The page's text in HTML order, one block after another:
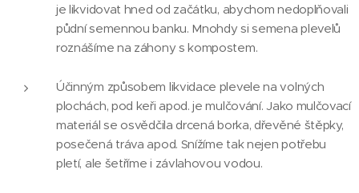
je likvidovat hned od začátku, abychom nedoplňovali
půdní semennou banku. Mnohdy si semena plevelů
roznášíme na záhony s kompostem.
Účinným způsobem likvidace plevele na volných
plochách, pod keři apod. je mulčování. Jako mulčovací
materiál se osvědčila drcená borka, dřevěné štěpky,
posečená tráva apod. Snížíme tak nejen potřebu
pletí, ale šetříme i závlahovou vodou.